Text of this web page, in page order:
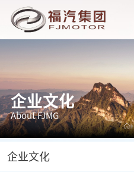
企业文化
About FJMG
企业文化